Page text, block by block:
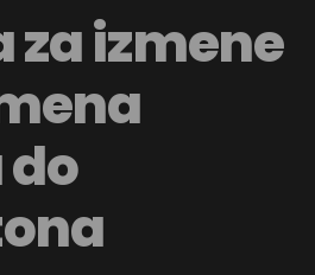
za izmene